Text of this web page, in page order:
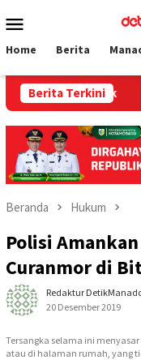
ke
Mobile
Home Berita
Berita Terkini
Estetik
Beranda Hukum
Polisi
Curanmor di
Redaktur
20 Desember 2019
Tersangka selama ini
atau di halaman rumah, yang